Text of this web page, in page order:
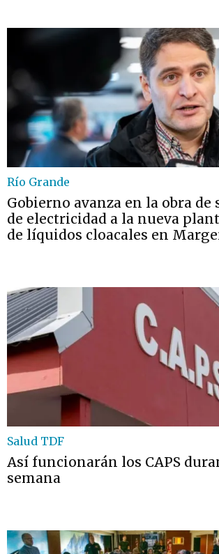
Río Grande
Gobierno avanza en la obra
de electricidad a la nueva
de líquidos cloacales en
Salud TDF
Así funcionarán los CAPS
semana